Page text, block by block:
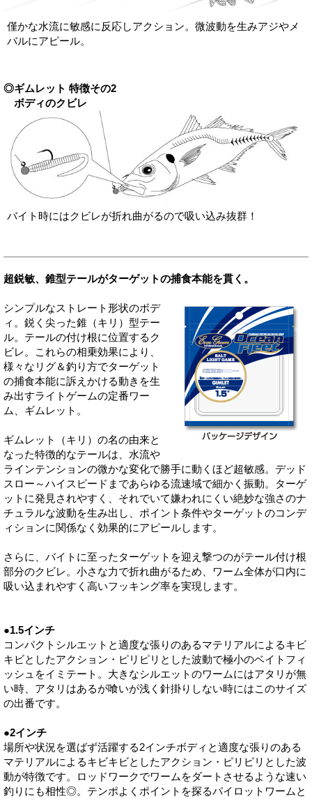
僅かな水流に敏感に反応しアクション。微波動を生みアジやメ
バルにアピール。
◎ギムレット 特徴その2
ボディのクビレ
バイト時にはクビレが折れ曲がるので吸い込み抜群！
超鋭敏、錐型テールがターゲットの捕食本能を貫く。
シンプルなストレート形状のボデ
ィ。鋭く尖った錐（キリ）型テー
ル。テールの付け根に位置するク
ビレ。これらの相乗効果により、
様々なリグ＆釣り方でターゲット
の捕食本能に訴えかける動きを生
み出すライトゲームの定番ワー
ム、ギムレット。
ギムレット（キリ）の名の由来と
なった特徴的なテールは、水流や
ラインテンションの微かな変化で勝手に動くほど超敏感。デッド
スロー～ハイスピードまであらゆる流速域で細かく振動。ターゲ
ットに発見されやすく、それでいて嫌われにくい絶妙な強さのナ
チュラルな波動を生み出し、ポイント条件やターゲットのコンデ
ィションに関係なく効果的にアピールします。
さらに、バイトに至ったターゲットを迎え撃つのがテール付け根
部分のクビレ。小さな力で折れ曲がるため、ワーム全体が口内に
吸い込まれやすく高いフッキング率を実現します。
●1.5インチ
コンパクトシルエットと適度な張りのあるマテリアルによるキビ
キビとしたアクション・ピリピリとした波動で極小のベイトフィ
ッシュをイミテート。大きなシルエットのワームにはアタリが無
い時、アタリはあるが喰いが浅く針掛りしない時にはこのサイズ
の出番です。
●2インチ
場所や状況を選ばず活躍する2インチボディと適度な張りのある
マテリアルによるキビキビとしたアクション・ピリピリとした波
動が特徴です。ロッドワークでワームをダートさせるような速い
釣りにも相性◎。テンポよくポイントを探るパイロットワームと